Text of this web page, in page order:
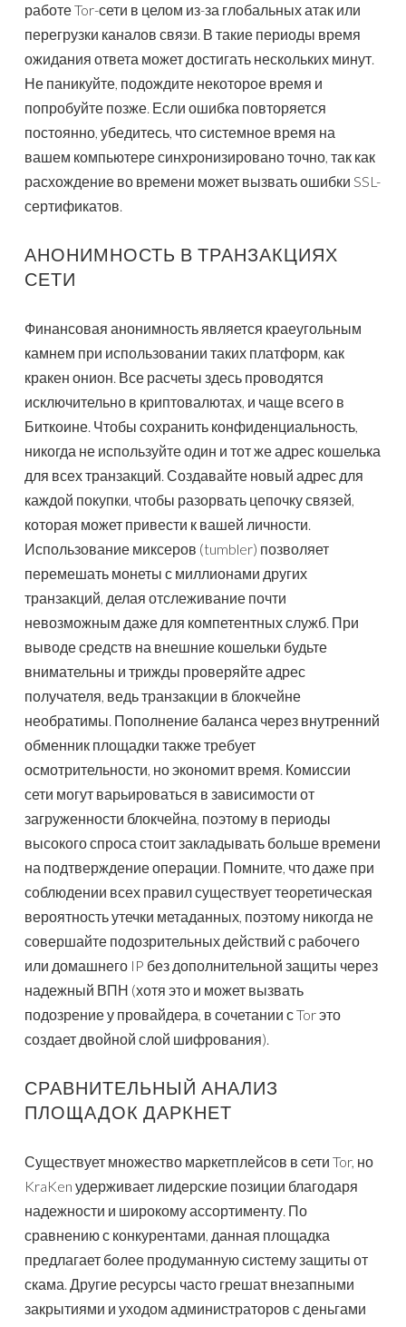
работе Tor-сети в целом из-за глобальных атак или
перегрузки каналов связи. В такие периоды время
ожидания ответа может достигать нескольких минут.
Не паникуйте, подождите некоторое время и
попробуйте позже. Если ошибка повторяется
постоянно, убедитесь, что системное время на
вашем компьютере синхронизировано точно, так как
расхождение во времени может вызвать ошибки SSL-
сертификатов.
АНОНИМНОСТЬ В ТРАНЗАКЦИЯХ
СЕТИ
Финансовая анонимность является краеугольным
камнем при использовании таких платформ, как
кракен онион. Все расчеты здесь проводятся
исключительно в криптовалютах, и чаще всего в
Биткоине. Чтобы сохранить конфиденциальность,
никогда не используйте один и тот же адрес кошелька
для всех транзакций. Создавайте новый адрес для
каждой покупки, чтобы разорвать цепочку связей,
которая может привести к вашей личности.
Использование миксеров (tumbler) позволяет
перемешать монеты с миллионами других
транзакций, делая отслеживание почти
невозможным даже для компетентных служб. При
выводе средств на внешние кошельки будьте
внимательны и трижды проверяйте адрес
получателя, ведь транзакции в блокчейне
необратимы. Пополнение баланса через внутренний
обменник площадки также требует
осмотрительности, но экономит время. Комиссии
сети могут варьироваться в зависимости от
загруженности блокчейна, поэтому в периоды
высокого спроса стоит закладывать больше времени
на подтверждение операции. Помните, что даже при
соблюдении всех правил существует теоретическая
вероятность утечки метаданных, поэтому никогда не
совершайте подозрительных действий с рабочего
или домашнего IP без дополнительной защиты через
надежный ВПН (хотя это и может вызвать
подозрение у провайдера, в сочетании с Tor это
создает двойной слой шифрования).
СРАВНИТЕЛЬНЫЙ АНАЛИЗ
ПЛОЩАДОК ДАРКНЕТ
Существует множество маркетплейсов в сети Tor, но
KraKen удерживает лидерские позиции благодаря
надежности и широкому ассортименту. По
сравнению с конкурентами, данная площадка
предлагает более продуманную систему защиты от
скама. Другие ресурсы часто грешат внезапными
закрытиями и уходом администраторов с деньгами